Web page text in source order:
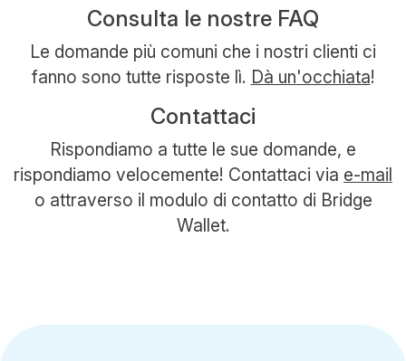
Consulta le nostre FAQ
Le domande più comuni che i nostri clienti ci
fanno sono tutte risposte lì. Dà un'occhiata!
Contattaci
Rispondiamo a tutte le sue domande, e
rispondiamo velocemente! Contattaci via e-mail
o attraverso il modulo di contatto di Bridge
Wallet.